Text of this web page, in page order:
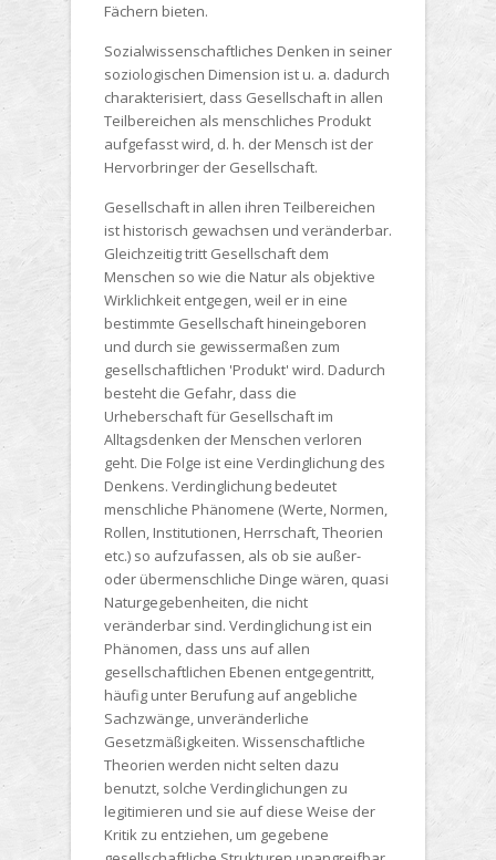
Fächern bieten.
Sozialwissenschaftliches Denken in seiner
soziologischen Dimension ist u. a. dadurch
charakterisiert, dass Gesellschaft in allen
Teilbereichen als menschliches Produkt
aufgefasst wird, d. h. der Mensch ist der
Hervorbringer der Gesellschaft.
Gesellschaft in allen ihren Teilbereichen
ist historisch gewachsen und veränderbar.
Gleichzeitig tritt Gesellschaft dem
Menschen so wie die Natur als objektive
Wirklichkeit entgegen, weil er in eine
bestimmte Gesellschaft hineingeboren
und durch sie gewissermaßen zum
gesellschaftlichen 'Produkt' wird. Dadurch
besteht die Gefahr, dass die
Urheberschaft für Gesellschaft im
Alltagsdenken der Menschen verloren
geht. Die Folge ist eine Verdinglichung des
Denkens. Verdinglichung bedeutet
menschliche Phänomene (Werte, Normen,
Rollen, Institutionen, Herrschaft, Theorien
etc.) so aufzufassen, als ob sie außer-
oder übermenschliche Dinge wären, quasi
Naturgegebenheiten, die nicht
veränderbar sind. Verdinglichung ist ein
Phänomen, dass uns auf allen
gesellschaftlichen Ebenen entgegentritt,
häufig unter Berufung auf angebliche
Sachzwänge, unveränderliche
Gesetzmäßigkeiten. Wissenschaftliche
Theorien werden nicht selten dazu
benutzt, solche Verdinglichungen zu
legitimieren und sie auf diese Weise der
Kritik zu entziehen, um gegebene